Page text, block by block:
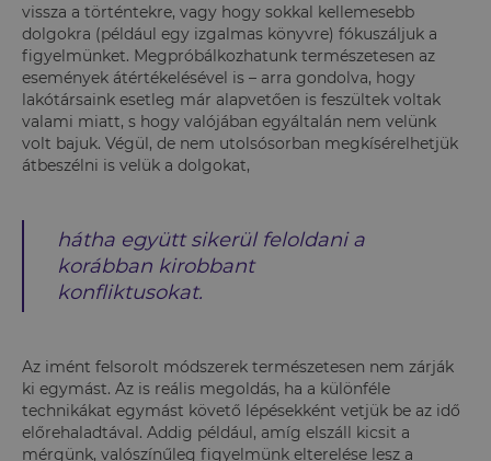
vissza a történtekre, vagy hogy sokkal kellemesebb
dolgokra (például egy izgalmas könyvre) fókuszáljuk a
figyelmünket. Megpróbálkozhatunk természetesen az
események átértékelésével is – arra gondolva, hogy
lakótársaink esetleg már alapvetően is feszültek voltak
valami miatt, s hogy valójában egyáltalán nem velünk
volt bajuk. Végül, de nem utolsósorban megkísérelhetjük
átbeszélni is velük a dolgokat,
hátha együtt sikerül feloldani a
korábban kirobbant
konfliktusokat.
Az imént felsorolt módszerek természetesen nem zárják
ki egymást. Az is reális megoldás, ha a különféle
technikákat egymást követő lépésekként vetjük be az idő
előrehaladtával. Addig például, amíg elszáll kicsit a
mérgünk, valószínűleg figyelmünk elterelése lesz a